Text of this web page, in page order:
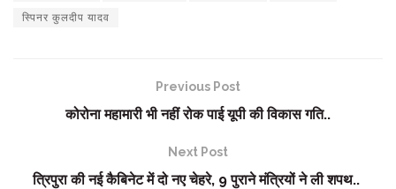
स्पिनर कुलदीप यादव
Previous Post
कोरोना महामारी भी नहीं रोक पाई यूपी की विकास गति..
Next Post
त्रिपुरा की नई कैबिनेट में दो नए चेहरे, 9 पुराने मंत्रियों ने ली शपथ..